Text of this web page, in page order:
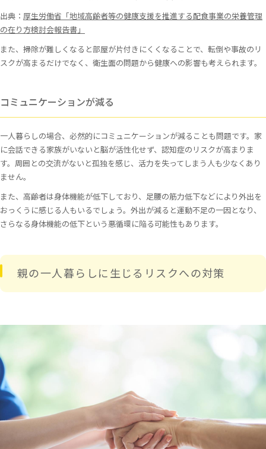
出典： 厚生労働省「地域高齢者等の健康支援を推進する配食事業の栄養管理
の在り方検討会報告書」
また、掃除が難しくなると部屋が片付きにくくなることで、転倒や事故のリ
スクが高まるだけでなく、衛生面の問題から健康への影響も考えられます。
コミュニケーションが減る
一人暮らしの場合、必然的にコミュニケーションが減ることも問題です。家
に会話できる家族がいないと脳が活性化せず、認知症のリスクが高まりま
す。周囲との交流がないと孤独を感じ、活力を失ってしまう人も少なくあり
ません。
また、高齢者は身体機能が低下しており、足腰の筋力低下などにより外出を
おっくうに感じる人もいるでしょう。外出が減ると運動不足の一因となり、
さらなる身体機能の低下という悪循環に陥る可能性もあります。
親の一人暮らしに生じるリスクへの対策